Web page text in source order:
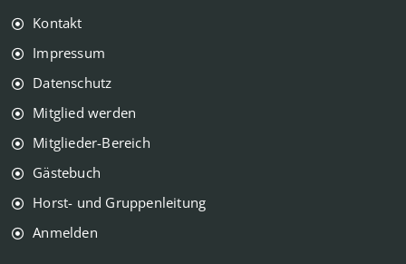
Kontakt
Impressum
Datenschutz
Mitglied werden
Mitglieder-Bereich
Gästebuch
Horst- und Gruppenleitung
Anmelden